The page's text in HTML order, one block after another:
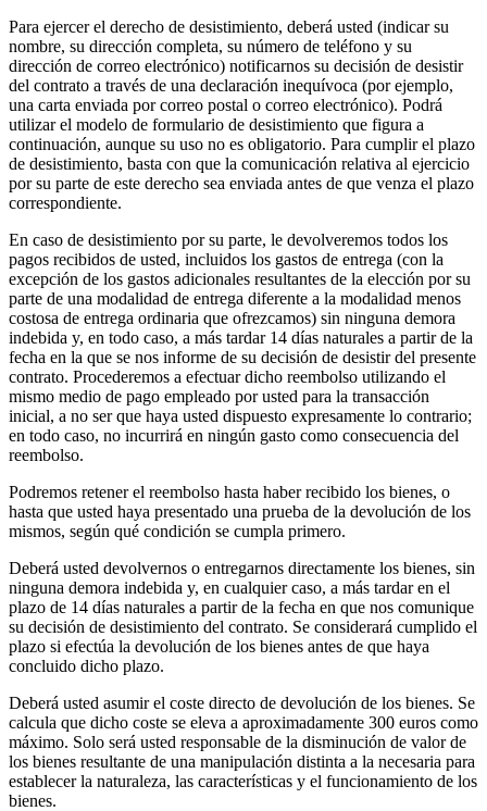
Para ejercer el derecho de desistimiento, deberá usted (indicar su
nombre, su dirección completa, su número de teléfono y su
dirección de correo electrónico) notificarnos su decisión de desistir
del contrato a través de una declaración inequívoca (por ejemplo,
una carta enviada por correo postal o correo electrónico). Podrá
utilizar el modelo de formulario de desistimiento que figura a
continuación, aunque su uso no es obligatorio. Para cumplir el plazo
de desistimiento, basta con que la comunicación relativa al ejercicio
por su parte de este derecho sea enviada antes de que venza el plazo
correspondiente.
En caso de desistimiento por su parte, le devolveremos todos los
pagos recibidos de usted, incluidos los gastos de entrega (con la
excepción de los gastos adicionales resultantes de la elección por su
parte de una modalidad de entrega diferente a la modalidad menos
costosa de entrega ordinaria que ofrezcamos) sin ninguna demora
indebida y, en todo caso, a más tardar 14 días naturales a partir de la
fecha en la que se nos informe de su decisión de desistir del presente
contrato. Procederemos a efectuar dicho reembolso utilizando el
mismo medio de pago empleado por usted para la transacción
inicial, a no ser que haya usted dispuesto expresamente lo contrario;
en todo caso, no incurrirá en ningún gasto como consecuencia del
reembolso.
Podremos retener el reembolso hasta haber recibido los bienes, o
hasta que usted haya presentado una prueba de la devolución de los
mismos, según qué condición se cumpla primero.
Deberá usted devolvernos o entregarnos directamente los bienes, sin
ninguna demora indebida y, en cualquier caso, a más tardar en el
plazo de 14 días naturales a partir de la fecha en que nos comunique
su decisión de desistimiento del contrato. Se considerará cumplido el
plazo si efectúa la devolución de los bienes antes de que haya
concluido dicho plazo.
Deberá usted asumir el coste directo de devolución de los bienes. Se
calcula que dicho coste se eleva a aproximadamente 300 euros como
máximo. Solo será usted responsable de la disminución de valor de
los bienes resultante de una manipulación distinta a la necesaria para
establecer la naturaleza, las características y el funcionamiento de los
bienes.